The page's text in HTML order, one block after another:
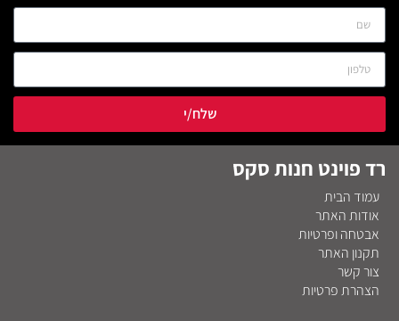
שלח/י
רד פוינט חנות סקס
עמוד הבית
אודות האתר
אבטחה ופרטיות
תקנון האתר
צור קשר
הצהרת פרטיות